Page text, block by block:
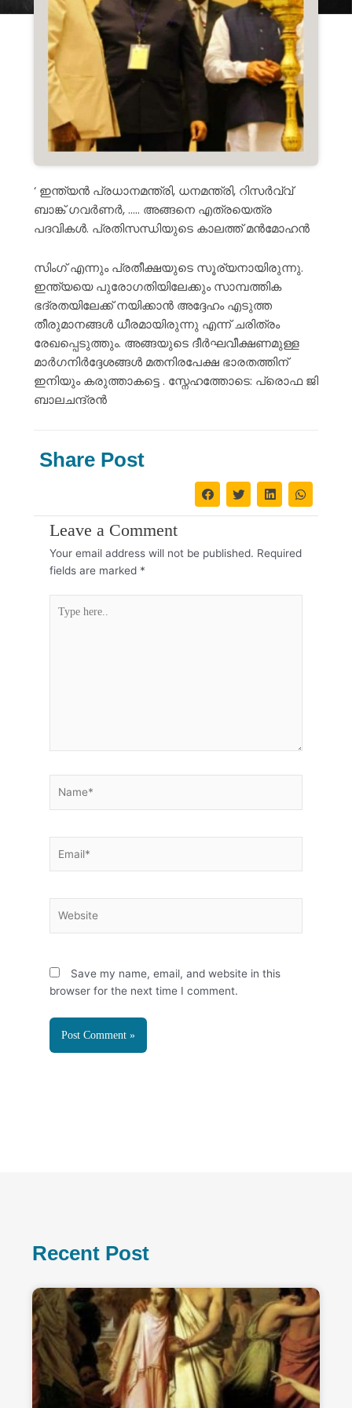
‘ ഇന്ത്യൻ പ്രധാനമന്ത്രി, ധനമന്ത്രി, റിസർവ്വ്
ബാങ്ക് ഗവർണർ, ….. അങ്ങനെ എത്രയെത്ര
പദവികൾ. പ്രതിസന്ധിയുടെ കാലത്ത് മൻമോഹൻ
സിംഗ് എന്നും പ്രതീക്ഷയുടെ സൂര്യനായിരുന്നു.
ഇന്ത്യയെ പുരോഗതിയിലേക്കും സാമ്പത്തിക
ഭദ്രതയിലേക്ക് നയിക്കാൻ അദ്ദേഹം എടുത്ത
തീരുമാനങ്ങൾ ധീരമായിരുന്നു എന്ന് ചരിത്രം
രേഖപ്പെടുത്തും. അങ്ങയുടെ ദീർഘവീക്ഷണമുള്ള
മാർഗനിർദ്ദേശങ്ങൾ മതനിരപേക്ഷ ഭാരതത്തിന്
ഇനിയും കരുത്താകട്ടെ . സ്നേഹത്തോടെ: പ്രൊഫ ജി
ബാലചന്ദ്രൻ
Share Post
Leave a Comment
Your email address will not be published. Required
fields are marked *
here..
Save my name, email, and website in this
browser for the next time I comment.
Recent Post